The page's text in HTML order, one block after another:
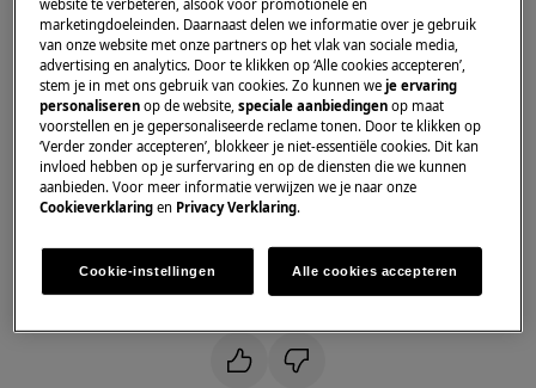
losstaande vaatwasmachine
ingebouwde vaatwasmachine
Oplossing
1. Het is normaal dat het zeepbakje niet
volledig opent
Het zeepbakje opent tijdens de wascyclus, maar
wordt gestopt door het bovenste mandje in de
vaatwasser.
marketingdoeleinden. Daarnaast delen we informatie over je gebruik
van onze website met onze partners op het vlak van sociale media,
advertising en analytics. Door te klikken op ‘Alle cookies accepteren’,
stem je in met ons gebruik van cookies. Zo kunnen weje ervaring
personaliseren op de website,speciale aanbiedingen op maat
voorstellen en je gepersonaliseerde reclame tonen. Door te klikken op
‘Verder zonder accepteren’, blokkeer je niet-essentiële cookies. Dit kan
invloed hebben op je surfervaring en op de diensten die we kunnen
aanbieden. Voor meer informatie verwijzen we je naar onze
Cookieverklaring en Privacy Verklaring.
Cookie-instellingen Alle cookies accepteren